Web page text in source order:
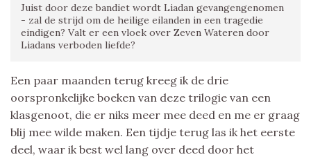
Juist door deze bandiet wordt Liadan gevangengenomen
- zal de strijd om de heilige eilanden in een tragedie
eindigen? Valt er een vloek over Zeven Wateren door
Liadans verboden liefde?
Een paar maanden terug kreeg ik de drie
oorspronkelijke boeken van deze trilogie van een
klasgenoot, die er niks meer mee deed en me er graag
blij mee wilde maken. Een tijdje terug las ik het eerste
deel, waar ik best wel lang over deed door het